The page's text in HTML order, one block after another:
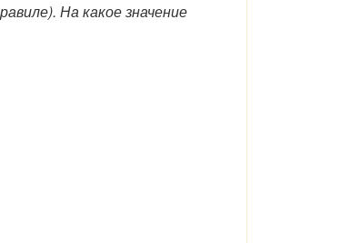
На какое значение